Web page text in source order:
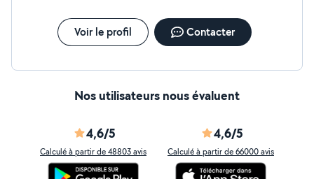
Voir le profil Contacter
Nos utilisateurs nous évaluent
4,6/5
Calculé à partir de 48803 avis
4,6/5
Calculé à partir de 66000 avis